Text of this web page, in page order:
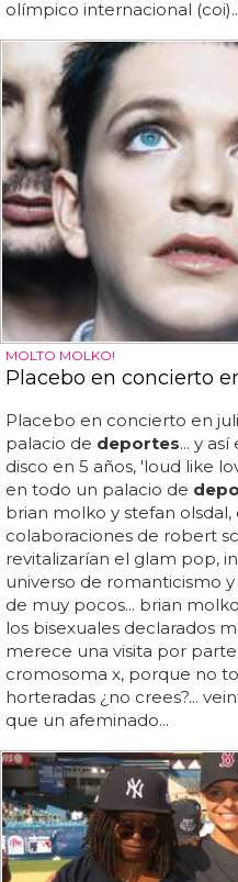
olímpico internacional
MOLTO MOLKO!
Placebo en concierto
Placebo en concierto en
palacio de deportes... y
disco en 5 años, 'loud like
en todo un palacio de
brian molko y stefan
colaboraciones de robert
revitalizarían el glam pop,
universo de romanticismo
de muy pocos... brian
los bisexuales declarados
merece una visita por
cromosoma x, porque no
horteradas ¿no crees?...
que un afeminado...